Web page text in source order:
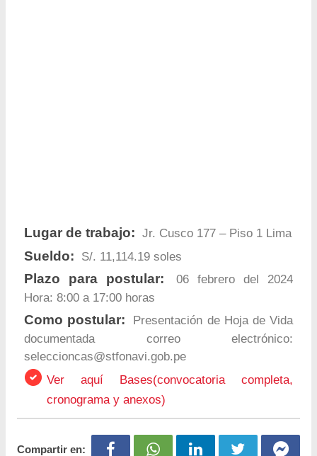
Lugar de trabajo: Jr. Cusco 177 – Piso 1 Lima
Sueldo: S/. 11,114.19 soles
Plazo para postular:
06 febrero del 2024
Hora: 8:00 a 17:00 horas
Como postular:
Presentación de Hoja de Vida
documentada correo electrónico:
seleccioncas@stfonavi.gob.pe
Ver aquí Bases(convocatoria completa,
cronograma y anexos)
Compartir en: